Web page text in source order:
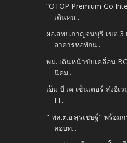
“OTOP Premium Go
เดินหน...
ผอ.สพป.กาญจนบุรี เขต
อาคารหอพักน...
พม. เดินหน้าขับเคลื่อน
นิคม...
เอ็ม บี เค เซ็นเตอร์ ส่งอีเ
FI...
" พล.ต.อ.สุรเชษฐ์" พร้อม
ลอบท...